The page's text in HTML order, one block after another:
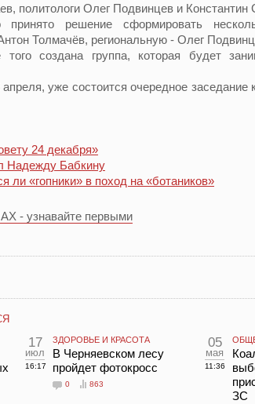
политологи Олег Подвинцев и Константин
решение сформировать
Толмачёв, региональную - Олег
создана группа, которая будет
уже состоится очередное заседание
24 декабря»
Надежду Бабкину
ли «гопники» в поход на «ботаников»
- узнавайте первыми
17
июл
16:17
ЗДОРОВЬЕ И КРАСОТА
В Черняевском лесу
пройдет фотокросс
0 863
05
мая
11:36
ЗС